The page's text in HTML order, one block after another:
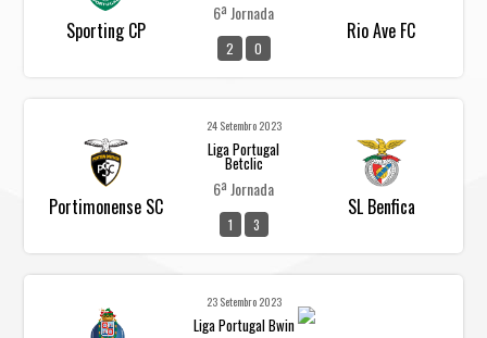
Sporting CP
6ª Jornada
2 0
Rio Ave FC
Portimonense SC
24 Setembro 2023
Liga Portugal
Betclic
6ª Jornada
1 3
SL Benfica
23 Setembro 2023
Liga Portugal Bwin